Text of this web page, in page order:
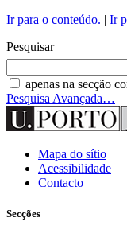
Ir para o conteúdo. | Ir
Pesquisar
apenas na secção
Pesquisa Avançada…
Mapa do sítio
Acessibilidade
Contacto
Secções